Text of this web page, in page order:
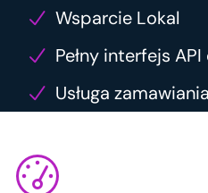
Wsparcie Lokal
Pełny interfejs API
Usługa